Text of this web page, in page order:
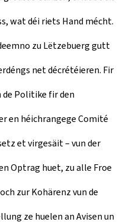
wat déi riets Hand mécht.
zu Lëtzebuerg gutt
net décrétéieren. Fir
de Politike fir den
en héichrangege Comité
et virgesäit – vun der
Optrag huet, zu alle Froe
zur Kohärenz vun de
ze huelen an Avisen un